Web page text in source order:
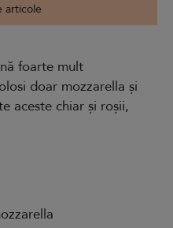
articole
foarte mult
doar mozzarella și
aceste chiar și roșii,